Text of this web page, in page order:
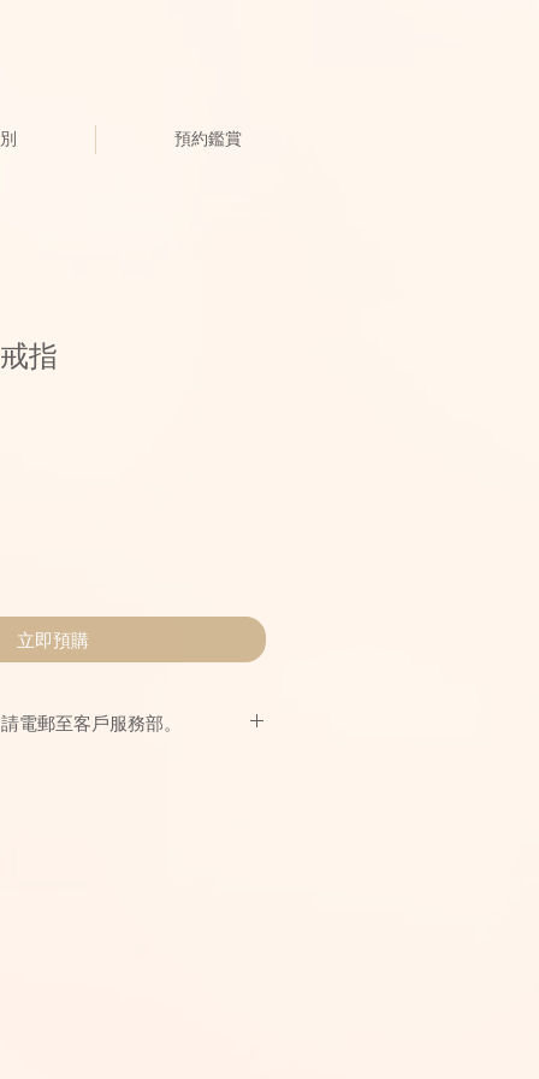
預約鑑賞
指
立即預購
電郵至客戶服務部。